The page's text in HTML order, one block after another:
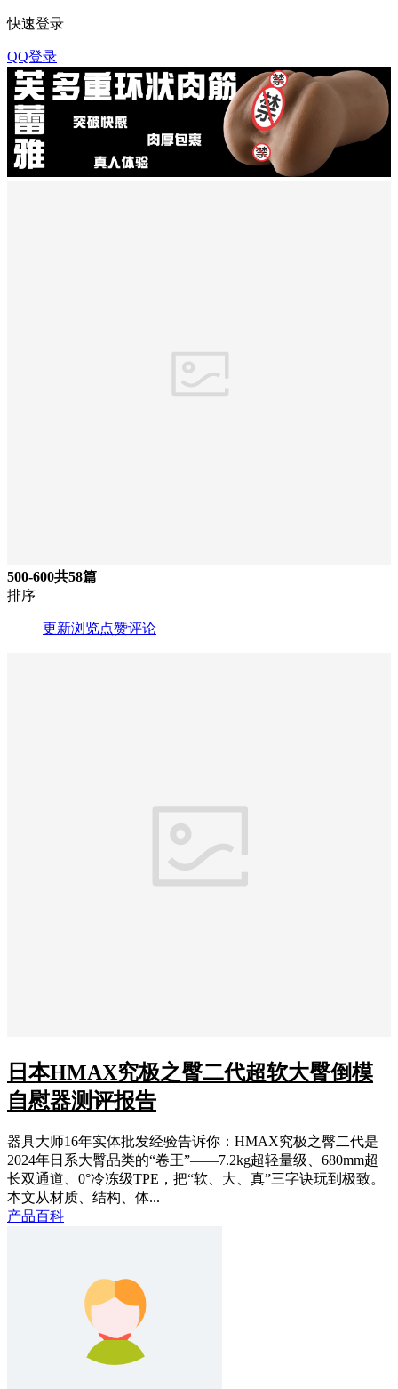
快速登录
QQ登录
500-600共58篇
排序
更新浏览点赞评论
日本HMAX究极之臀二代超软大臀倒模
自慰器测评报告
器具大师16年实体批发经验告诉你：HMAX究极之臀二代是
2024年日系大臀品类的“卷王”——7.2kg超轻量级、680mm超
长双通道、0°冷冻级TPE，把“软、大、真”三字诀玩到极致。
本文从材质、结构、体...
产品百科